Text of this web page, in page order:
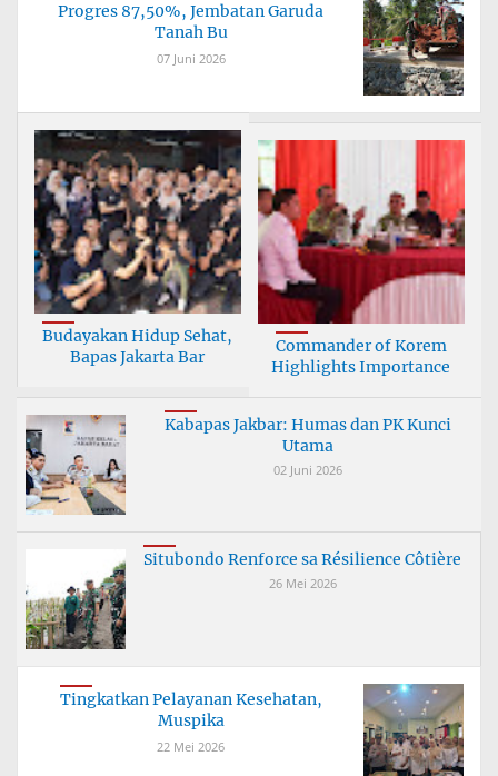
Progres 87,50%, Jembatan Garuda
Tanah Bu
07 Juni 2026
Budayakan Hidup Sehat,
Bapas Jakarta Bar
Commander of Korem
Highlights Importance
Kabapas Jakbar: Humas dan PK Kunci
Utama
02 Juni 2026
Situbondo Renforce sa Résilience Côtière
26 Mei 2026
Tingkatkan Pelayanan Kesehatan,
Muspika
22 Mei 2026